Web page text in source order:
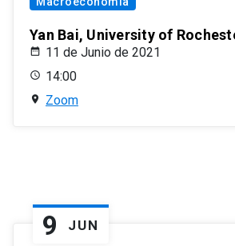
Yan Bai, University of
11 de Junio de 2021
14:00
Zoom
9 JUN